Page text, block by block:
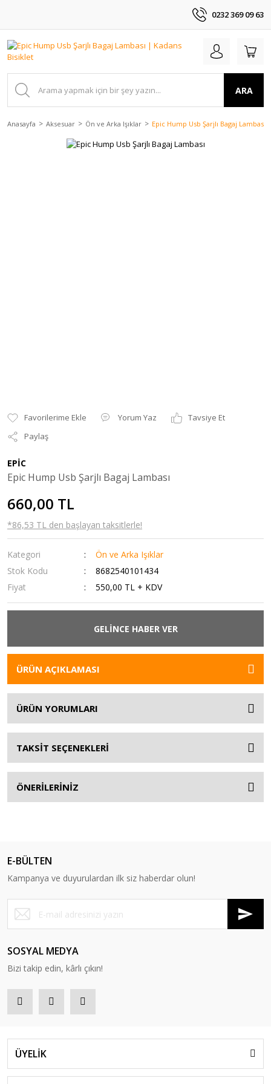
0232 369 09 63
ARA
Anasayfa Aksesuar Ön ve Arka Işıklar Epic Hump Usb Şarjlı Bagaj Lambası
Yorum Yaz
Tavsiye Et
Paylaş
EPİC
Epic Hump Usb Şarjlı Bagaj Lambası
660,00 TL
*86,53 TL den başlayan taksitlerle!
Kategori
Ön ve Arka Işıklar
Stok Kodu
8682540101434
Fiyat
550,00 TL + KDV
GELİNCE HABER VER
ÜRÜN AÇIKLAMASI
ÜRÜN YORUMLARI
TAKSİT SEÇENEKLERİ
ÖNERİLERİNİZ
E-BÜLTEN
Kampanya ve duyurulardan ilk siz haberdar olun!
SOSYAL MEDYA
Bizi takip edin, kârlı çıkın!
ÜYELİK